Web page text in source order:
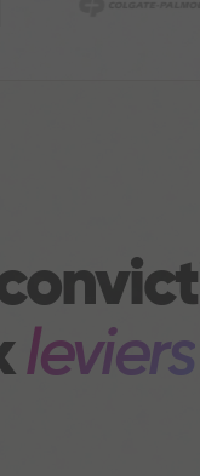
leviers